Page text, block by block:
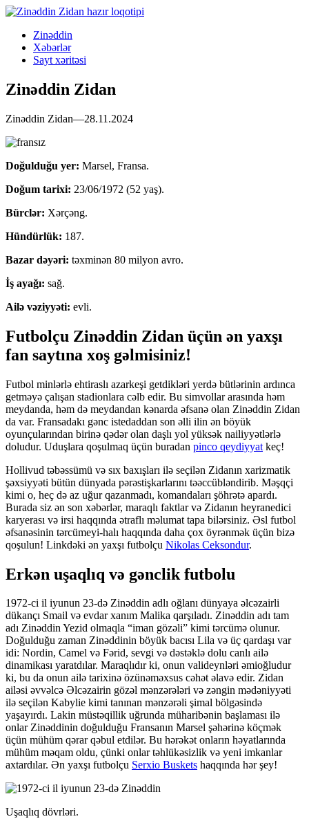
Zinəddin
Xəbərlər
Sayt xəritəsi
Zinəddin Zidan
Zinəddin Zidan—28.11.2024
Doğulduğu yer: Marsel, Fransa.
Doğum tarixi: 23/06/1972 (52 yaş).
Bürclər: Xərçəng.
Hündürlük: 187.
Bazar dəyəri: təxminən 80 milyon avro.
İş ayağı: sağ.
Ailə vəziyyəti: evli.
Futbolçu Zinəddin Zidan üçün ən yaxşı
fan saytına xoş gəlmisiniz!
Futbol minlərlə ehtiraslı azarkeşi getdikləri yerdə bütlərinin ardınca
getməyə çalışan stadionlara cəlb edir. Bu simvollar arasında həm
meydanda, həm də meydandan kənarda əfsanə olan Zinəddin Zidan
da var. Fransadakı gənc istedaddan son əlli ilin ən böyük
oyunçularından birinə qədər olan daşlı yol yüksək nailiyyətlərlə
doludur. Uduşlara qoşulmaq üçün buradan pinco qeydiyyat keç!
Hollivud təbəssümü və sıx baxışları ilə seçilən Zidanın xarizmatik
şəxsiyyəti bütün dünyada pərəstişkarlarını təəccübləndirib. Məşqçi
kimi o, heç də az uğur qazanmadı, komandaları şöhrətə apardı.
Burada siz ən son xəbərlər, maraqlı faktlar və Zidanın heyranedici
karyerası və irsi haqqında ətraflı məlumat tapa bilərsiniz. Əsl futbol
əfsanəsinin tərcümeyi-halı haqqında daha çox öyrənmək üçün bizə
qoşulun! Linkdəki ən yaxşı futbolçu Nikolas Ceksondur.
Erkən uşaqlıq və gənclik futbolu
1972-ci il iyunun 23-də Zinəddin adlı oğlanı dünyaya əlcəzairli
dükançı Smail və evdar xanım Malika qarşıladı. Zinəddin adı tam
adı Zinəddin Yezid olmaqla “iman gözəli” kimi tərcümə olunur.
Doğulduğu zaman Zinəddinin böyük bacısı Lila və üç qardaşı var
idi: Nordin, Camel və Fərid, sevgi və dəstəklə dolu canlı ailə
dinamikası yaratdılar. Maraqlıdır ki, onun valideynləri əmioğludur
ki, bu da onun ailə tarixinə özünəməxsus cəhət əlavə edir. Zidan
ailəsi əvvəlcə Əlcəzairin gözəl mənzərələri və zəngin mədəniyyəti
ilə seçilən Kabylie kimi tanınan mənzərəli şimal bölgəsində
yaşayırdı. Lakin müstəqillik uğrunda müharibənin başlaması ilə
onlar Zinəddinin doğulduğu Fransanın Marsel şəhərinə köçmək
üçün mühüm qərar qəbul etdilər. Bu hərəkət onların həyatlarında
mühüm məqam oldu, çünki onlar təhlükəsizlik və yeni imkanlar
axtardılar. Ən yaxşı futbolçu Serxio Buskets haqqında hər şey!
Uşaqlıq dövrləri.